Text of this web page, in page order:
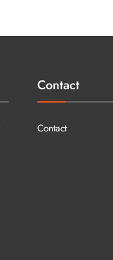
Contact
Contact